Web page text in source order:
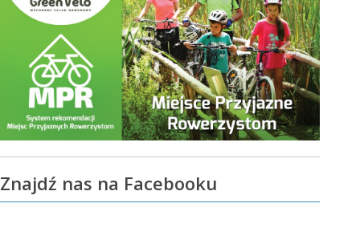
Znajdź nas na Facebooku